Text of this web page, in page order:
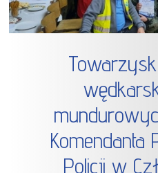
Komendanta
Policji w